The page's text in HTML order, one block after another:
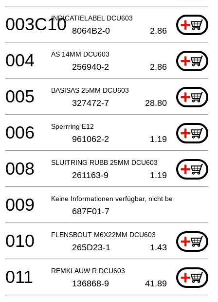
INDICATIELABEL DCU603 +
003C10 8064B2-0 2.86
AS 14MM DCU603 +
004 256940-2 2.86
BASISAS 25MM DCU603 +
005 327472-7 28.80
Sperrring E12 +
006 961062-2 1.19
SLUITRING RUBB 25MM DCU603 +
008 261163-9 1.19
Keine Informationen verfügbar, nicht bestellbar
009 687F01-7
FLENSBOUT M6X22MM DCU603 +
010 265D23-1 1.43
REMKLAUW R DCU603 +
011 136868-9 41.89